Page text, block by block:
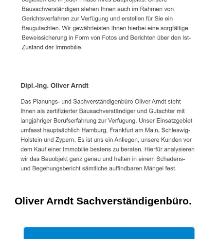
Oliver Arndt Sachverständigenbüro.